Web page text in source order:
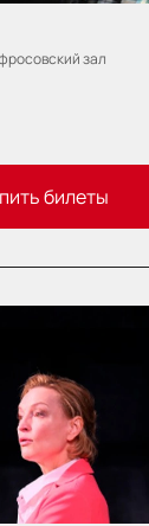
зал
билеты